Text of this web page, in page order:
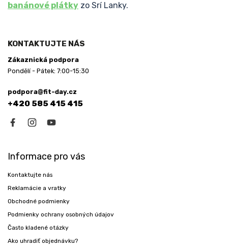
banánové plátky zo Srí Lanky.
KONTAKTUJTE NÁS
Zákaznická podpora
Pondělí - Pátek: 7:00-15:30
podpora@fit-day.cz
+420 585 415 415
Informace pro vás
Kontaktujte nás
Reklamácie a vratky
Obchodné podmienky
Podmienky ochrany osobných údajov
Často kladené otázky
Ako uhradiť objednávku?